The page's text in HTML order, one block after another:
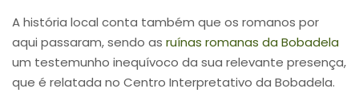
A história local conta também que os romanos por
aqui passaram, sendo as ruínas romanas da Bobadela
um testemunho inequívoco da sua relevante presença,
que é relatada no Centro Interpretativo da Bobadela.